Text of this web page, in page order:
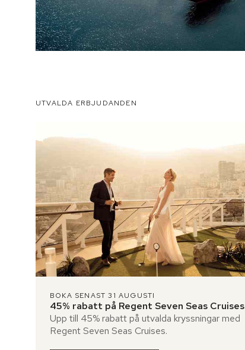
UTVALDA ERBJUDANDEN
BOKA SENAST 31 AUGUSTI
45% rabatt på Regent Seven Seas Cruises
Upp till 45% rabatt på utvalda kryssningar med
Regent Seven Seas Cruises.